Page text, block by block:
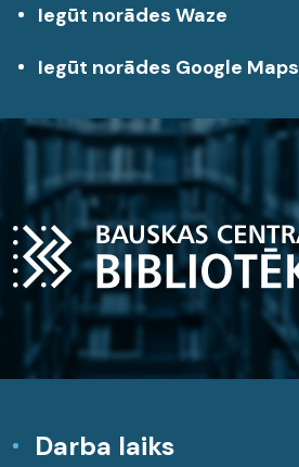
Iegūt norādes Waze
Iegūt norādes Google Maps
Darba laiks